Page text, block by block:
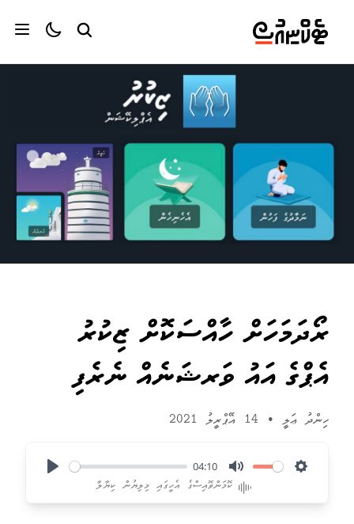
ރޯދަމަހަށް ހާއްސަކޮށް ޒިކުރު
އެޕްގެ އައު ވަރޝަނެއް ނެރެފި
ހިންދު ޢަލީ •
04:10
Mute ކޮމަންވޮއިސްގެ އެހީގައި މިލިޔުން ކިޔާލާ